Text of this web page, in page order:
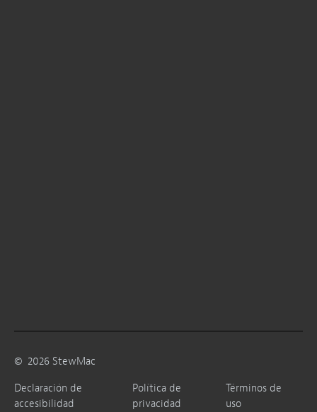
© 2026 StewMac
Declaración de
accesibilidad
Política de
privacidad
Términos de
uso